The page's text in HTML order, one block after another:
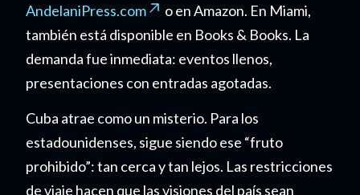
AndelaniPress.com
o en Amazon. En Miami,
también está disponible en Books & Books. La
demanda fue inmediata: eventos llenos,
presentaciones con entradas agotadas.
Cuba atrae como un misterio. Para los
estadounidenses, sigue siendo ese “fruto
prohibido”: tan cerca y tan lejos. Las restricciones
de viaje hacen que las visiones del país sean